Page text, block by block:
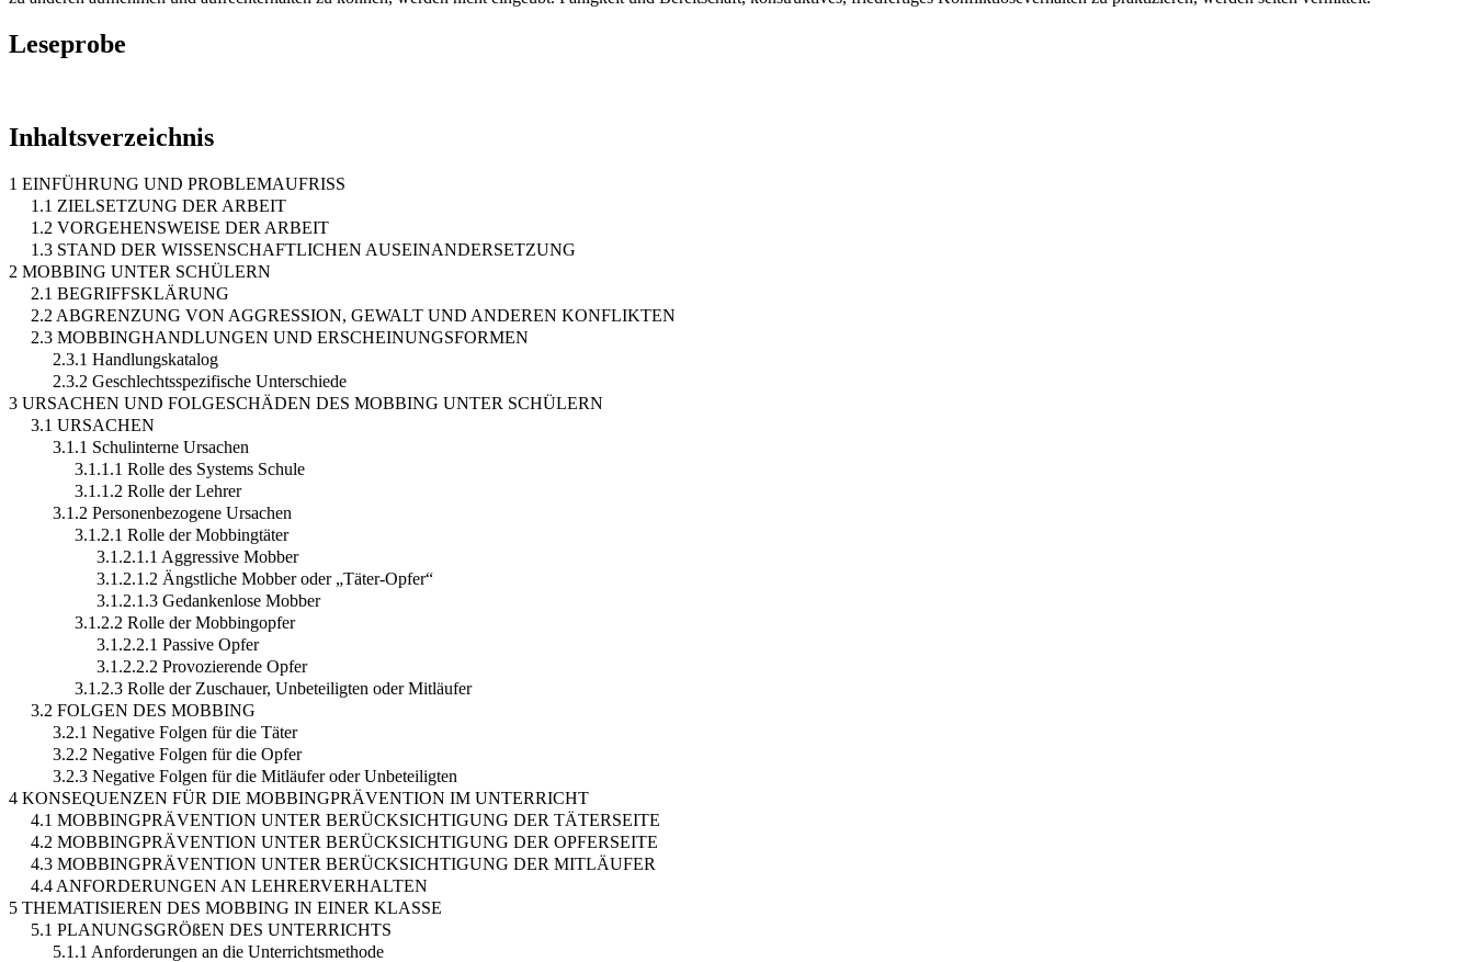
Leseprobe
Inhaltsverzeichnis
1 EINFÜHRUNG UND PROBLEMAUFRISS
1.1 ZIELSETZUNG DER ARBEIT
1.2 VORGEHENSWEISE DER ARBEIT
1.3 STAND DER WISSENSCHAFTLICHEN AUSEINANDERSETZUNG
2 MOBBING UNTER SCHÜLERN
2.1 BEGRIFFSKLÄRUNG
2.2 ABGRENZUNG VON AGGRESSION, GEWALT UND ANDEREN KONFLIKTEN
2.3 MOBBINGHANDLUNGEN UND ERSCHEINUNGSFORMEN
2.3.1 Handlungskatalog
2.3.2 Geschlechtsspezifische Unterschiede
3 URSACHEN UND FOLGESCHÄDEN DES MOBBING UNTER SCHÜLERN
3.1 URSACHEN
3.1.1 Schulinterne Ursachen
3.1.1.1 Rolle des Systems Schule
3.1.1.2 Rolle der Lehrer
3.1.2 Personenbezogene Ursachen
3.1.2.1 Rolle der Mobbingtäter
3.1.2.1.1 Aggressive Mobber
3.1.2.1.2 Ängstliche Mobber oder „Täter-Opfer“
3.1.2.1.3 Gedankenlose Mobber
3.1.2.2 Rolle der Mobbingopfer
3.1.2.2.1 Passive Opfer
3.1.2.2.2 Provozierende Opfer
3.1.2.3 Rolle der Zuschauer, Unbeteiligten oder Mitläufer
3.2 FOLGEN DES MOBBING
3.2.1 Negative Folgen für die Täter
3.2.2 Negative Folgen für die Opfer
3.2.3 Negative Folgen für die Mitläufer oder Unbeteiligten
4 KONSEQUENZEN FÜR DIE MOBBINGPRÄVENTION IM UNTERRICHT
4.1 MOBBINGPRÄVENTION UNTER BERÜCKSICHTIGUNG DER TÄTERSEITE
4.2 MOBBINGPRÄVENTION UNTER BERÜCKSICHTIGUNG DER OPFERSEITE
4.3 MOBBINGPRÄVENTION UNTER BERÜCKSICHTIGUNG DER MITLÄUFER
4.4 ANFORDERUNGEN AN LEHRERVERHALTEN
5 THEMATISIEREN DES MOBBING IN EINER KLASSE
5.1 PLANUNGSGRÖßEN DES UNTERRICHTS
5.1.1 Anforderungen an die Unterrichtsmethode